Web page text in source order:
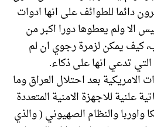
دائما للطوائف على انها ادوات
الا ولم يعطوها دورا اكبر من
كيف يمكن لزمرة رجوي ان لم
تدعي انها على ذكاء.
الامريكية بعد احتلال العراق وما
علنية للاجهزة الامنية المتعددة
واوربا والنظام الصهيوني ( والذي